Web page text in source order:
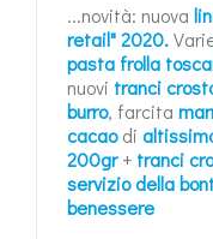
...novità: nuova
retail" 2020.
pasta frolla
nuovi tranci
burro, farcita
cacaodi
200gr+ tranci
servizio della
benessere